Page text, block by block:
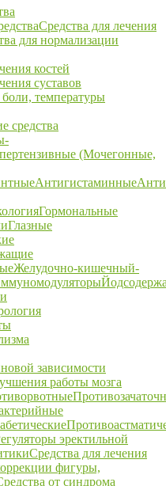
Средства для лечения
для нормализации
костей
суставов
температуры
средства
(Мочегонные,
Антигистаминные
Гормональные
Глазные
Желудочно-кишечный-
зависимости
работы мозга
эректильной
Средства для лечения
фигуры,
от синдрома